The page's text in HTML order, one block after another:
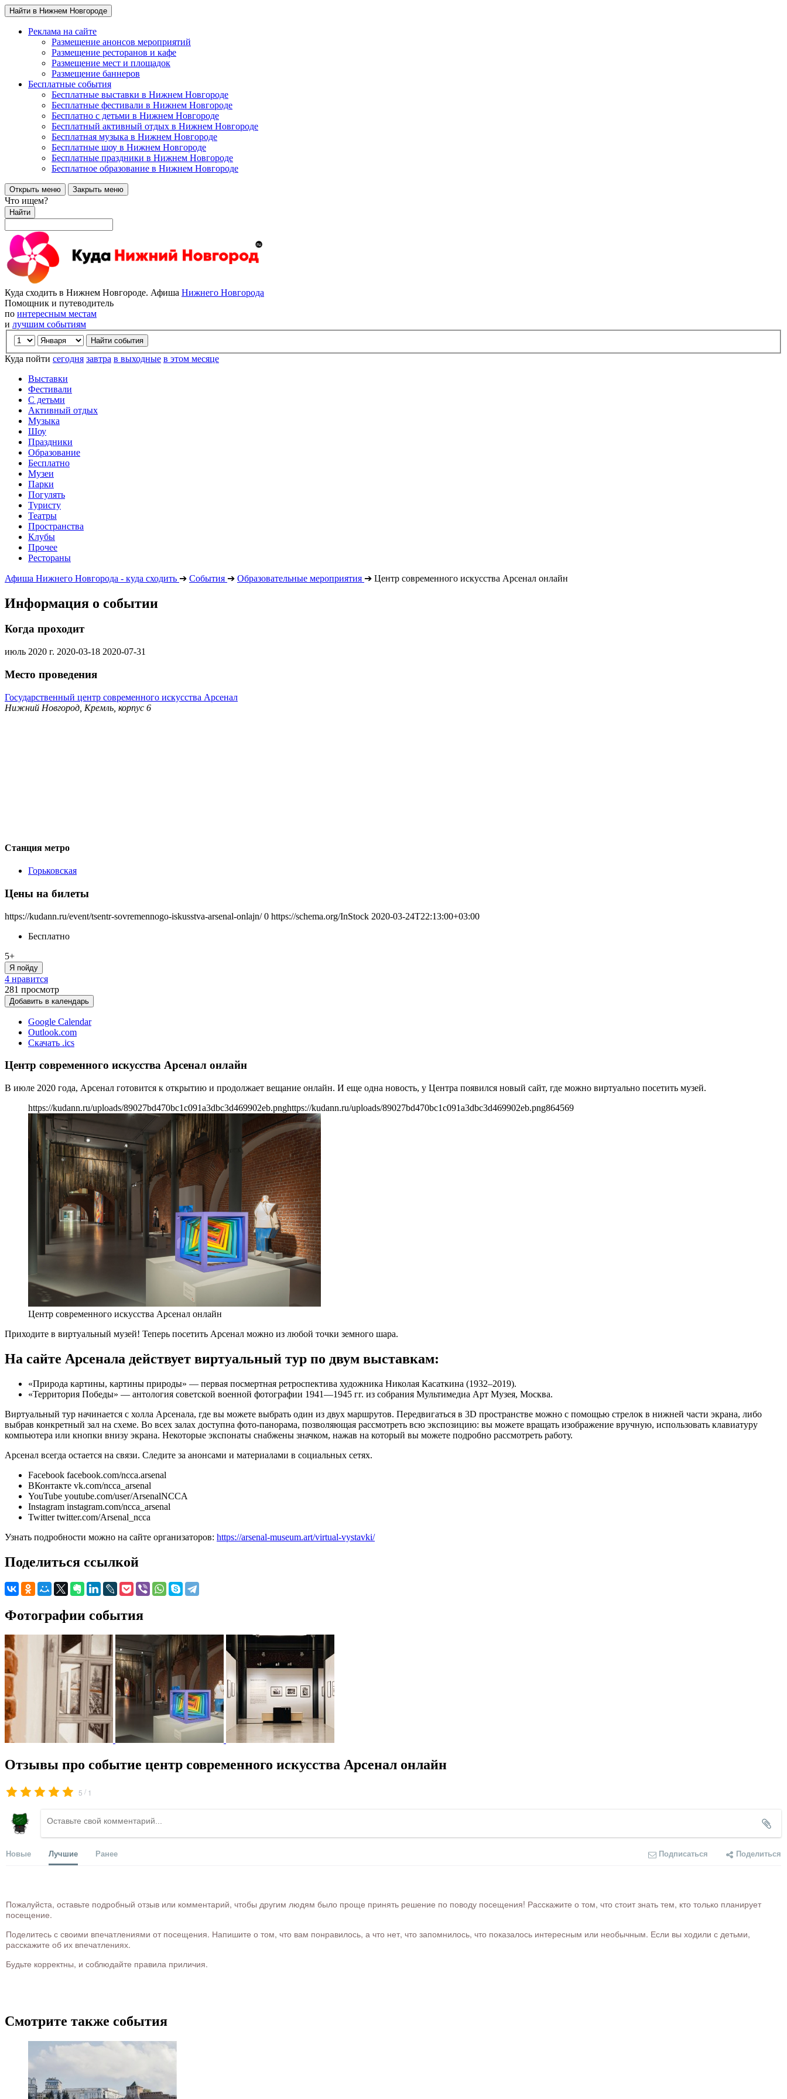
Найти в Нижнем Новгороде
Реклама на сайте
Размещение анонсов мероприятий
Размещение ресторанов и кафе
Размещение мест и площадок
Размещение баннеров
Бесплатные события
Бесплатные выставки в Нижнем Новгороде
Бесплатные фестивали в Нижнем Новгороде
Бесплатно с детьми в Нижнем Новгороде
Бесплатный активный отдых в Нижнем Новгороде
Бесплатная музыка в Нижнем Новгороде
Бесплатные шоу в Нижнем Новгороде
Бесплатные праздники в Нижнем Новгороде
Бесплатное образование в Нижнем Новгороде
Открыть меню Закрыть меню
Что ищем?
Найти
Куда сходить в Нижнем Новгороде. Афиша Нижнего Новгорода
Помощник и путеводитель
по интересным местам
и лучшим событиям
Куда пойти сегодня завтра в выходные в этом месяце
Выставки
Фестивали
С детьми
Активный отдых
Музыка
Шоу
Праздники
Образование
Бесплатно
Музеи
Парки
Погулять
Туристу
Театры
Пространства
Клубы
Прочее
Рестораны
Афиша Нижнего Новгорода - куда сходить ➔ События ➔ Образовательные мероприятия ➔ Центр современного искусства Арсенал онлайн
Информация о событии
Когда проходит
июль 2020 г. 2020-03-18 2020-07-31
Место проведения
Государственный центр современного искусства Арсенал
Нижний Новгород, Кремль, корпус 6
Станция метро
Горьковская
Цены на билеты
https://kudann.ru/event/tsentr-sovremennogo-iskusstva-arsenal-onlajn/ 0 https://schema.org/InStock 2020-03-24T22:13:00+03:00
Бесплатно
5+
Я пойду
4 нравится
281 просмотр
Добавить в календарь
Google Calendar
Outlook.com
Скачать .ics
Центр современного искусства Арсенал онлайн
В июле 2020 года, Арсенал готовится к открытию и продолжает вещание онлайн. И еще одна новость, у Центра появился новый сайт, где можно виртуально посетить музей.
https://kudann.ru/uploads/89027bd470bc1c091a3dbc3d469902eb.pnghttps://kudann.ru/uploads/89027bd470bc1c091a3dbc3d469902eb.png864569
Центр современного искусства Арсенал онлайн
Приходите в виртуальный музей! Теперь посетить Арсенал можно из любой точки земного шара.
На сайте Арсенала действует виртуальный тур по двум выставкам:
«Природа картины, картины природы» — первая посмертная ретроспектива художника Николая Касаткина (1932–2019).
«Территория Победы» — антология советской военной фотографии 1941—1945 гг. из собрания Мультимедиа Арт Музея, Москва.
Виртуальный тур начинается с холла Арсенала, где вы можете выбрать один из двух маршрутов. Передвигаться в 3D пространстве можно с помощью стрелок в нижней части экрана, либо
выбрав конкретный зал на схеме. Во всех залах доступна фото-панорама, позволяющая рассмотреть всю экспозицию: вы можете вращать изображение вручную, использовать клавиатуру
компьютера или кнопки внизу экрана. Некоторые экспонаты снабжены значком, нажав на который вы можете подробно рассмотреть работу.
Арсенал всегда остается на связи. Следите за анонсами и материалами в социальных сетях.
Facebook facebook.com/ncca.arsenal
ВКонтакте vk.com/ncca_arsenal
YouTube youtube.com/user/ArsenalNCCA
Instagram instagram.com/ncca_arsenal
Twitter twitter.com/Arsenal_ncca
Узнать подробности можно на сайте организаторов: https://arsenal-museum.art/virtual-vystavki/
Поделиться ссылкой
Фотографии события
Отзывы про событие центр современного искусства Арсенал онлайн
5 / 1
Новые Лучшие Ранее Подписаться Поделиться
Пожалуйста, оставьте подробный отзыв или комментарий, чтобы другим людям было проще принять решение по поводу посещения! Расскажите о том, что стоит знать тем, кто только планирует
посещение.
Поделитесь с своими впечатлениями от посещения. Напишите о том, что вам понравилось, а что нет, что запомнилось, что показалось интересным или необычным. Если вы ходили с детьми,
расскажите об их впечатлениях.
Будьте корректны, и соблюдайте правила приличия.
Смотрите также события